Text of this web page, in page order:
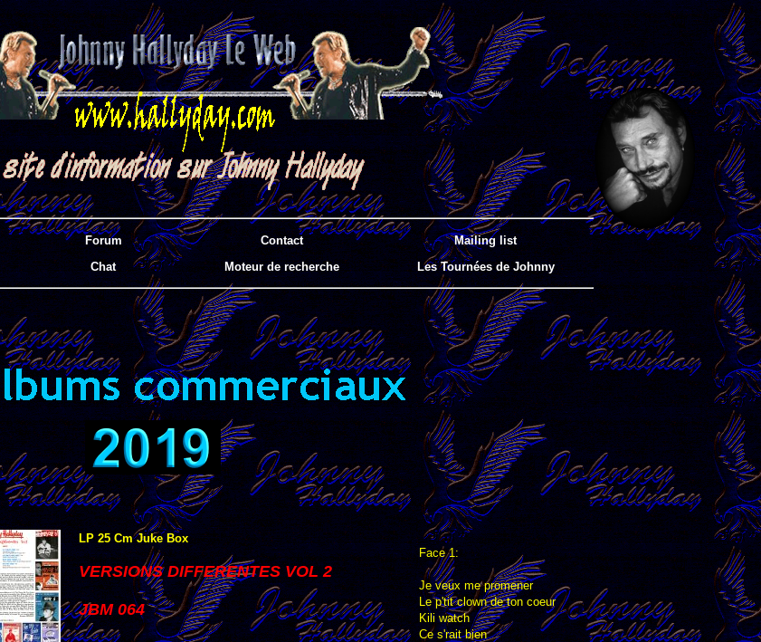
Forum Contact
Mailing list
Chat Moteur de recherche Les Tournées de Johnny
LP 25 Cm Juke Box
VERSIONS DIFFERENTES VOL 2
JBM 064
Face 1:
Je veux me promener
Le p'tit clown de ton coeur
Kili watch
Ce s'rait bien